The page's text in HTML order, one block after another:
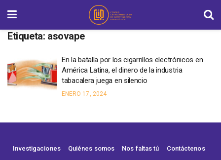
Etiqueta: asovape
En la batalla por los cigarrillos electrónicos en
América Latina, el dinero de la industria
tabacalera juega en silencio
ENERO 17, 2024
Investigaciones Quiénes somos Nos faltas tú Contáctenos